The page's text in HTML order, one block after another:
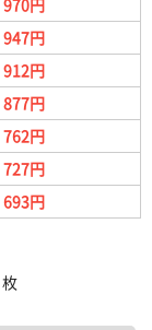
970円
947円
912円
877円
762円
727円
693円
枚